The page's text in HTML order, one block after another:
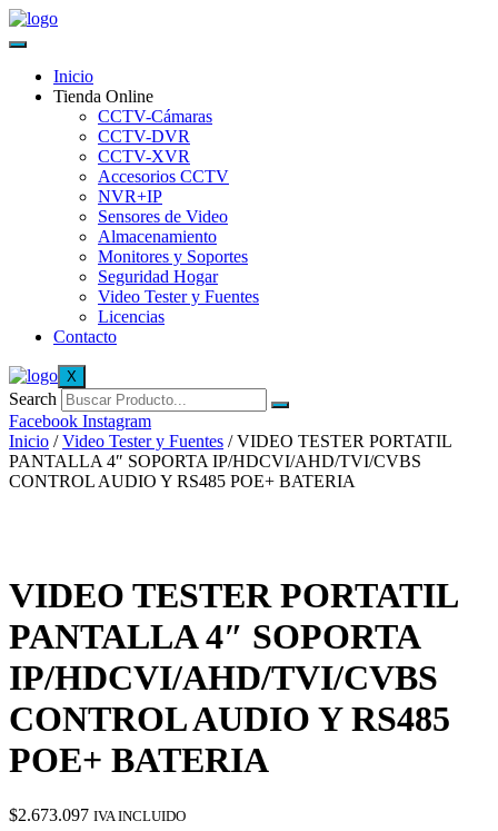
Inicio
Tienda Online
CCTV-Cámaras
CCTV-DVR
CCTV-XVR
Accesorios CCTV
NVR+IP
Sensores de Video
Almacenamiento
Monitores y Soportes
Seguridad Hogar
Video Tester y Fuentes
Licencias
Contacto
X
Search
Facebook Instagram
Inicio /Video Tester y Fuentes / VIDEO TESTER PORTATIL
PANTALLA 4″ SOPORTA IP/HDCVI/AHD/TVI/CVBS
CONTROL AUDIO Y RS485 POE+ BATERIA
VIDEO TESTER PORTATIL
PANTALLA 4″ SOPORTA
IP/HDCVI/AHD/TVI/CVBS
CONTROL AUDIO Y RS485
POE+ BATERIA
$2.673.097 IVA INCLUIDO